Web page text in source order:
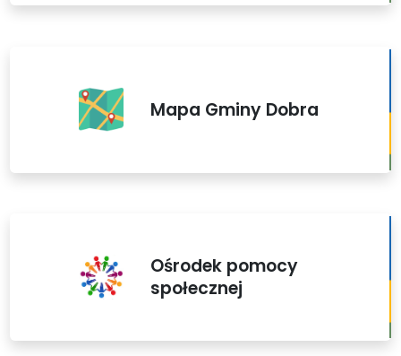
Mapa Gminy Dobra
Ośrodek pomocy
społecznej